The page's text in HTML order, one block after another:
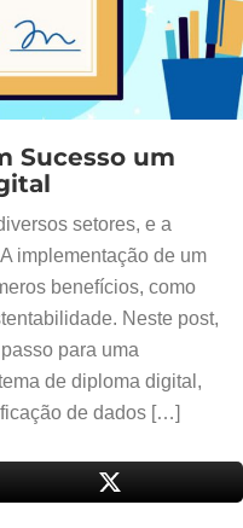
Sucesso um
setores, e a
implementação de um
benefícios, como
Neste post,
para uma
de diploma digital,
de dados […]